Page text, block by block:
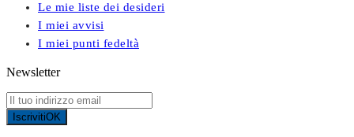
Le mie liste dei desideri
I miei avvisi
I miei punti fedeltà
Newsletter
IscrivitiOK